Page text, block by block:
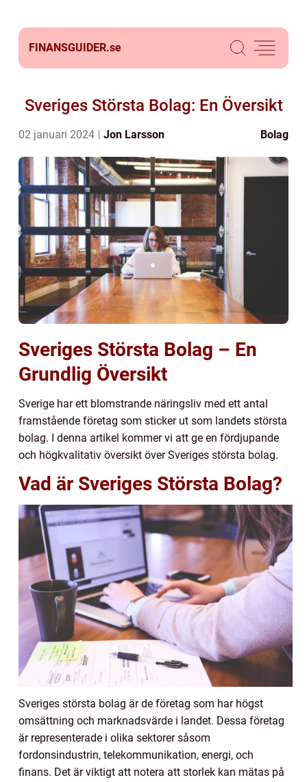
FINANSGUIDER.se
Sveriges Största Bolag: En Översikt
02 januari 2024 Jon Larsson Bolag
Sveriges Största Bolag – En
Grundlig Översikt
Sverige har ett blomstrande näringsliv med ett antal
framstående företag som sticker ut som landets största
bolag. I denna artikel kommer vi att ge en fördjupande
och högkvalitativ översikt över Sveriges största bolag.
Vad är Sveriges Största Bolag?
Sveriges största bolag är de företag som har högst
omsättning och marknadsvärde i landet. Dessa företag
är representerade i olika sektorer såsom
fordonsindustrin, telekommunikation, energi, och
finans. Det är viktigt att notera att storlek kan mätas på